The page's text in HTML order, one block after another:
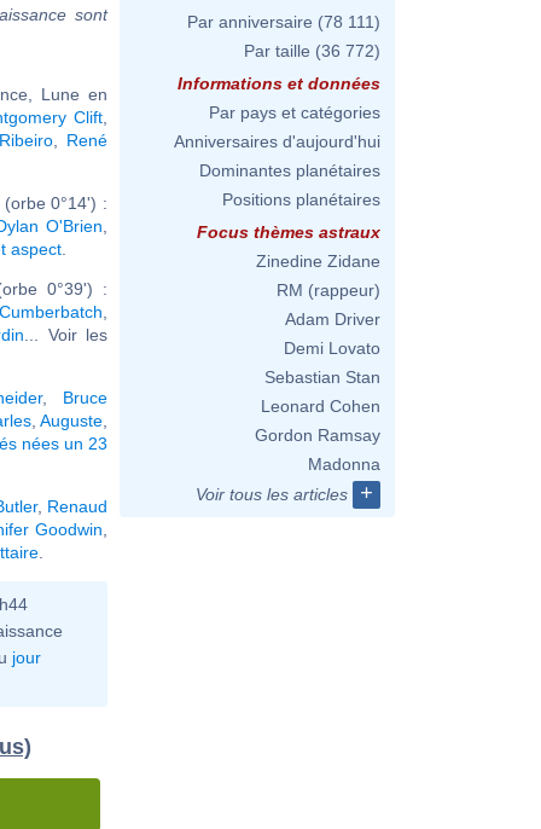
sont
Lune en
Clift
, René
0°14') :
O'Brien
aspect
0°39') :
... Voir les
, Bruce
,Auguste
nées un 23
, Renaud
Goodwin
jour
Par anniversaire (78 111)
Par taille (36 772)
Informations et données
Par pays et catégories
Anniversaires d'aujourd'hui
Dominantes planétaires
Positions planétaires
Focus thèmes astraux
Zinedine Zidane
RM (rappeur)
Adam Driver
Demi Lovato
Sebastian Stan
Leonard Cohen
Gordon Ramsay
Madonna
Voir tous les articles
+